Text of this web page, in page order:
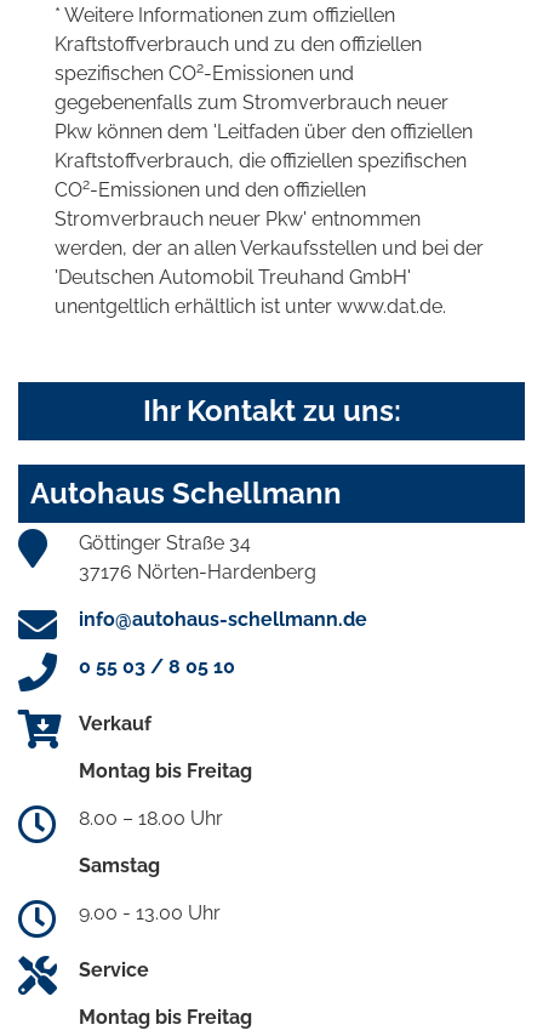
* Weitere Informationen zum offiziellen
Kraftstoffverbrauch und zu den offiziellen
spezifischen CO2-Emissionen und
gegebenenfalls zum Stromverbrauch neuer
Pkw können dem 'Leitfaden über den offiziellen
Kraftstoffverbrauch, die offiziellen spezifischen
CO2-Emissionen und den offiziellen
Stromverbrauch neuer Pkw' entnommen
werden, der an allen Verkaufsstellen und bei der
'Deutschen Automobil Treuhand GmbH'
unentgeltlich erhältlich ist unter www.dat.de.
Ihr Kontakt zu uns:
Autohaus Schellmann
Göttinger Straße 34
37176 Nörten-Hardenberg
info@autohaus-schellmann.de
0 55 03 / 8 05 10
Verkauf
Montag bis Freitag
8.00 – 18.00 Uhr
Samstag
9.00 - 13.00 Uhr
Service
Montag bis Freitag